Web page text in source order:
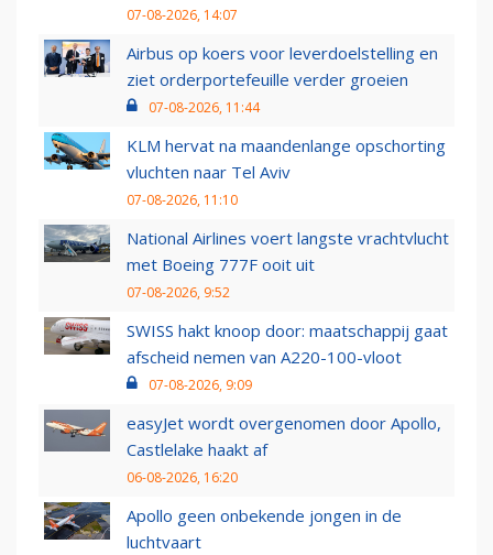
07-08-2026, 14:07
Airbus op koers voor leverdoelstelling en
ziet orderportefeuille verder groeien
07-08-2026, 11:44
KLM hervat na maandenlange opschorting
vluchten naar Tel Aviv
07-08-2026, 11:10
National Airlines voert langste vrachtvlucht
met Boeing 777F ooit uit
07-08-2026, 9:52
SWISS hakt knoop door: maatschappij gaat
afscheid nemen van A220-100-vloot
07-08-2026, 9:09
easyJet wordt overgenomen door Apollo,
Castlelake haakt af
06-08-2026, 16:20
Apollo geen onbekende jongen in de
luchtvaart